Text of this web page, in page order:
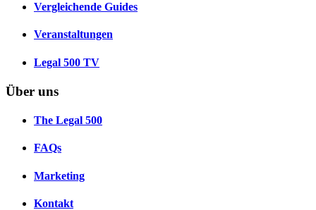
Vergleichende Guides
Veranstaltungen
Legal 500 TV
Über uns
The Legal 500
FAQs
Marketing
Kontakt